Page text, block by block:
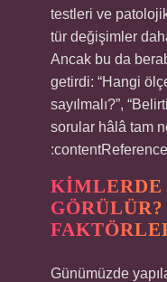
testleri ve
tür değişimler
Ancak bu da
getirdi: “Hangi
sayılmalı?”,
sorular hâlâ tam
KIMLERDE
Günümüzde